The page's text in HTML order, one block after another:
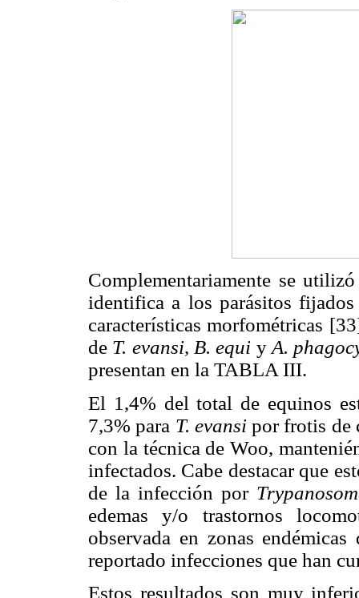
Complementariamente se
identifica a los parásitos
características morfométricas
de T. evansi, B. equi yA.
presentan en la TABLA III.
El 1,4% del total de equinos
7,3% para T. evansipor frotis de
con la técnica de Woo,
infectados. Cabe destacar que
de la infección por
edemas y/o trastornos
observada en zonas
reportado infecciones que han
Estos resultados son muy